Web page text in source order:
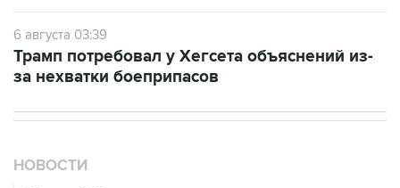
6 августа 03:39
Трамп потребовал у Хегсета объяснений из-
за нехватки боеприпасов
НОВОСТИ